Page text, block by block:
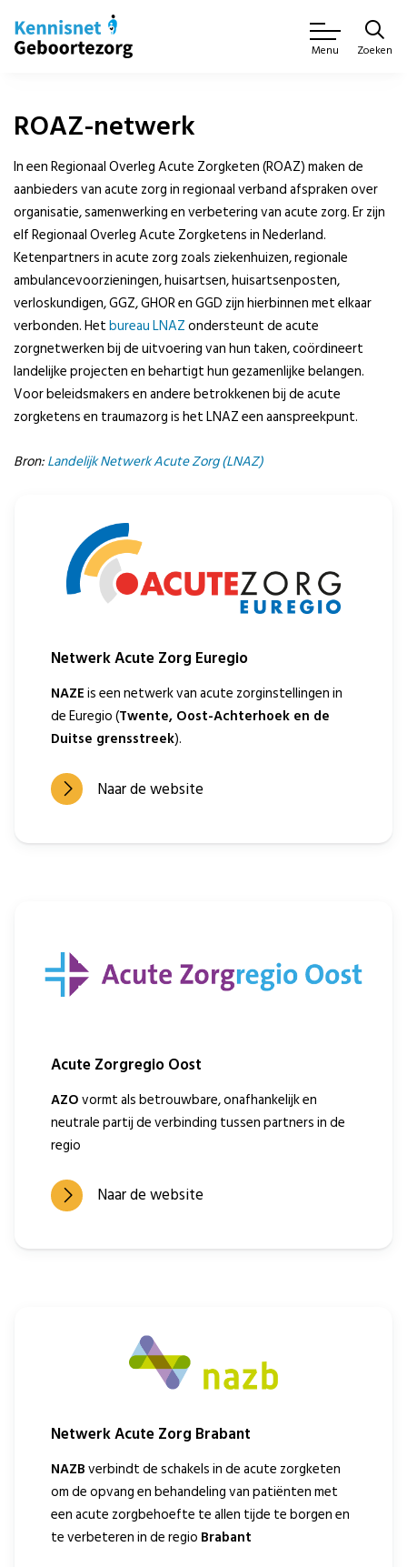
Menu Zoeken
ROAZ-netwerk
In een Regionaal Overleg Acute Zorgketen (ROAZ) maken de
aanbieders van acute zorg in regionaal verband afspraken over
organisatie, samenwerking en verbetering van acute zorg. Er zijn
elf Regionaal Overleg Acute Zorgketens in Nederland.
Ketenpartners in acute zorg zoals ziekenhuizen, regionale
ambulancevoorzieningen, huisartsen, huisartsenposten,
verloskundigen, GGZ, GHOR en GGD zijn hierbinnen met elkaar
verbonden. Hetbureau LNAZondersteunt de acute
zorgnetwerken bij de uitvoering van hun taken, coördineert
landelijke projecten en behartigt hun gezamenlijke belangen.
Voor beleidsmakers en andere betrokkenen bij de acute
zorgketens en traumazorg is het LNAZ een aanspreekpunt.
Bron:Landelijk Netwerk Acute Zorg (LNAZ)
Netwerk Acute Zorg Euregio
NAZEis een netwerk van acute zorginstellingen in
de Euregio (Twente, Oost-Achterhoek en de
Duitse grensstreek).
Naar de website
Acute Zorgregio Oost
AZOvormt als betrouwbare, onafhankelijk en
neutrale partij de verbinding tussen partners in de
regio
Naar de website
Netwerk Acute Zorg Brabant
NAZBverbindt de schakels in de acute zorgketen
om de opvang en behandeling van patiënten met
een acute zorgbehoefte te allen tijde te borgen en
te verbeteren in de regio Brabant